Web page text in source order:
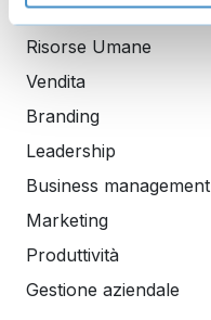
Imprenditoria
Risorse Umane
Vendita
Branding
Leadership
Business management
Marketing
Produttività
Gestione aziendale